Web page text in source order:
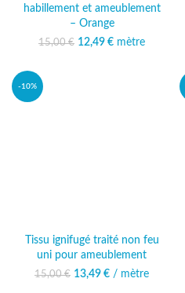
habillement et ameublement
– Orange
15,00€ Le prix initial était :
12,49 €
Le prix
mètre
-10%
Tissu ignifugé traité non feu
uni pour ameublement
15,00€
Le prix initial était :
13,49 €
Le prix
/ mètre